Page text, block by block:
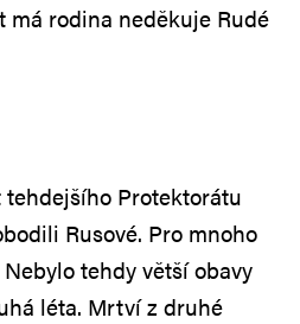
má rodina neděkuje Rudé
Protektorátu
Rusové. Pro mnoho
tehdy větší obavy
léta. Mrtví z druhé